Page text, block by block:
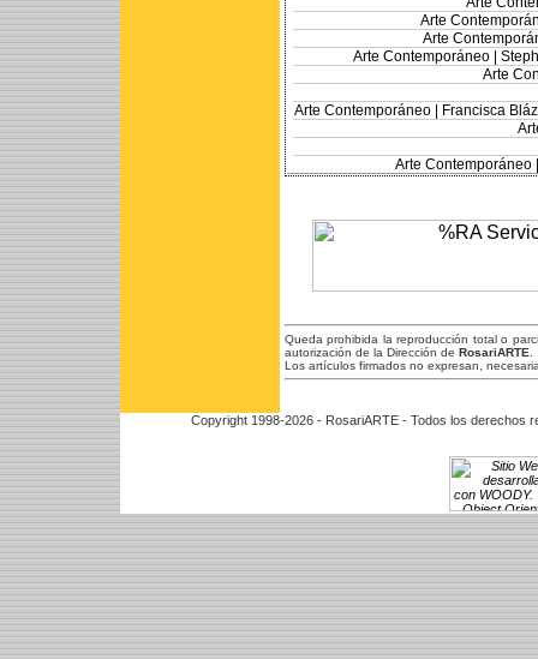
Arte
Arte
Arte Contemporáneo |
Arte
Arte Contemporáneo |
Francisca
Arte Contemporáneo
Queda prohibida la reproducción total o
autorización de la Dirección de RosariARTE
Los artículos firmados no expresan,
Copyright 1998-2026 - RosariARTE - Todos los derechos